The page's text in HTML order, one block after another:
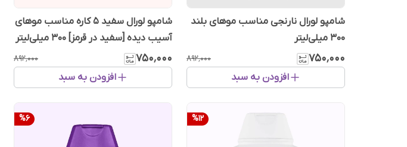
شامپو لورال نارنجی مناسب موهای بلند
۳۰۰ میلی‌لیتر
۷۵۰٬۰۰۰ ۸۹۲٬۰۰۰
افزودن به سبد
شامپو لورال سفید ۵ کاره مناسب موهای
آسیب دیده [سفید در قرمز] ۳۰۰ میلی‌لیتر
۷۵۰٬۰۰۰ ۸۹۲٬۰۰۰
افزودن به سبد
%12
%6